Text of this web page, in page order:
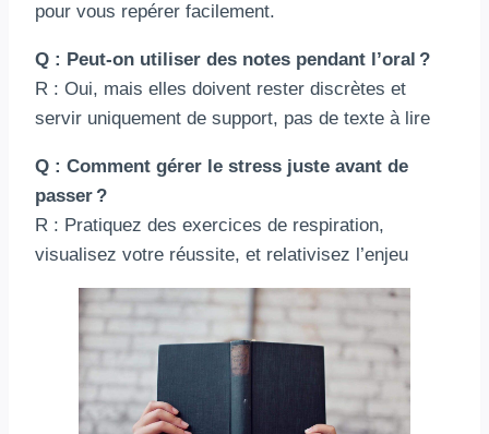
pour vous repérer facilement.
Q : Peut-on utiliser des notes pendant l’oral ?
R : Oui, mais elles doivent rester discrètes et
servir uniquement de support, pas de texte à lire
Q : Comment gérer le stress juste avant de
passer ?
R : Pratiquez des exercices de respiration,
visualisez votre réussite, et relativisez l’enjeu